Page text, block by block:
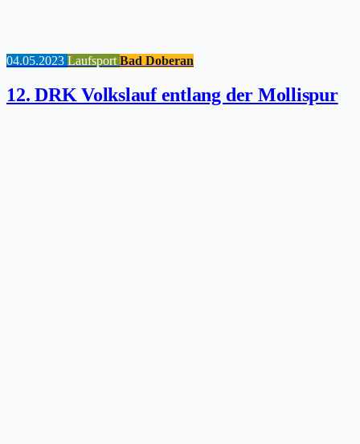
04.05.2023 Laufsport Bad Doberan
12. DRK Volkslauf entlang der Mollispur